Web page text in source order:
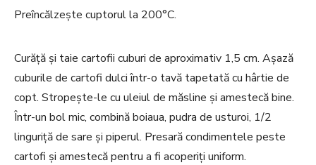
Preîncălzește cuptorul la 200°C.
Curăță și taie cartofii cuburi de aproximativ 1,5 cm. Așază
cuburile de cartofi dulci într-o tavă tapetată cu hârtie de
copt. Stropește-le cu uleiul de măsline și amestecă bine.
Într-un bol mic, combină boiaua, pudra de usturoi, 1/2
linguriță de sare și piperul. Presară condimentele peste
cartofi și amestecă pentru a fi acoperiți uniform.